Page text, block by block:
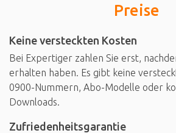
Preise
Keine versteckten Kosten
Bei Expertiger zahlen Sie erst,
erhalten haben. Es gibt keine
0900-Nummern, Abo-Modelle oder
Downloads.
Zufriedenheitsgarantie